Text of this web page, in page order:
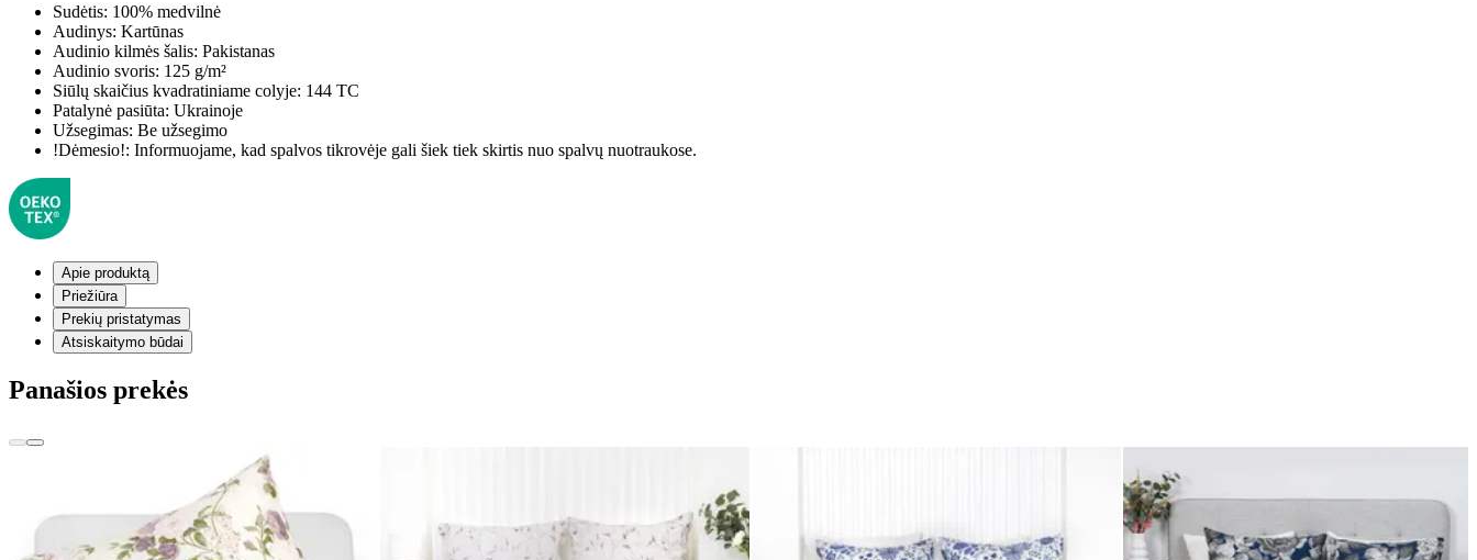
Sudėtis: 100% medvilnė
Audinys: Kartūnas
Audinio kilmės šalis: Pakistanas
Audinio svoris: 125 g/m²
Siūlų skaičius kvadratiniame colyje: 144 TC
Patalynė pasiūta: Ukrainoje
Užsegimas: Be užsegimo
!Dėmesio!: Informuojame, kad spalvos tikrovėje gali šiek tiek skirtis nuo spalvų nuotraukose.
Apie produktą
Priežiūra
Prekių pristatymas
Atsiskaitymo būdai
Panašios prekės